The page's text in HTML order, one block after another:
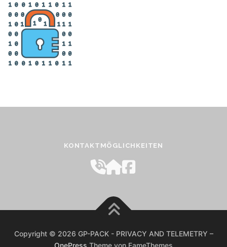
KONTAKTMÖGLICHKEITEN
Copyright © 2026 GP-PACK - PRIVACY AND TELEMETRY –
OnePress Theme von FameThemes